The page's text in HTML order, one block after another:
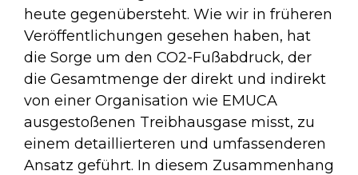
heute gegenübersteht. Wie wir in früheren
Veröffentlichungen gesehen haben, hat
die Sorge um den CO2-Fußabdruck, der
die Gesamtmenge der direkt und indirekt
von einer Organisation wie EMUCA
ausgestoßenen Treibhausgase misst, zu
einem detaillierteren und umfassenderen
Ansatz geführt. In diesem Zusammenhang